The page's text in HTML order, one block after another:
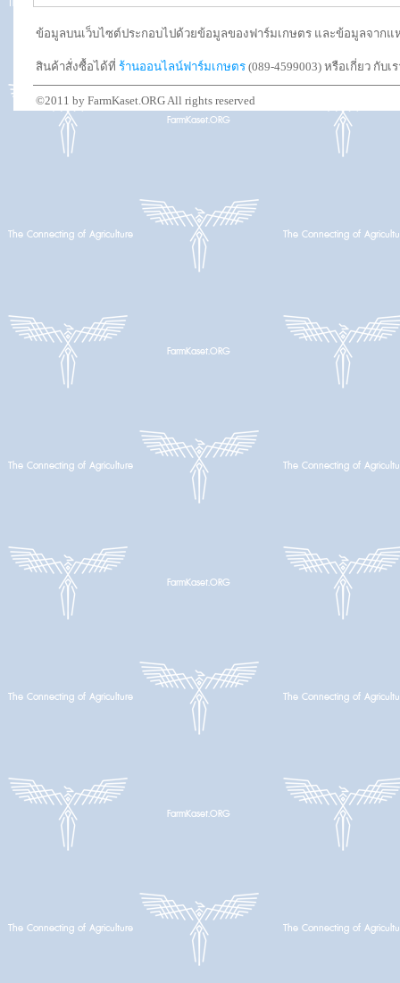
ข้อมูลบนเว็บไซต์ประกอบไปด้วยข้อมูลของฟาร์มเกษตร และข้อมูลจาก
สินค้าสั่งซื้อได้ที่ ร้านออนไลน์ฟาร์มเกษตร (089-4599003) หรือเกี่ยว กับเ
©2011 by FarmKaset.ORG All rights reserved